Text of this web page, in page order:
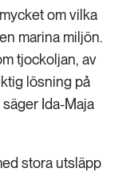
om vilka
marina miljön.
tjockoljan, av
lösning på
Ida-Maja
stora utsläpp